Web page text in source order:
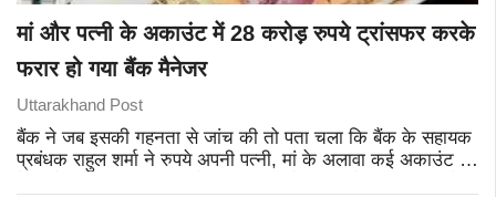
मां और पत्नी के अकाउंट में 28 करोड़ रुपये ट्रांसफर करके
फरार हो गया बैंक मैनेजर
Uttarakhand Post
बैंक ने जब इसकी गहनता से जांच की तो पता चला कि बैंक के सहायक
प्रबंधक राहुल शर्मा ने रुपये अपनी पत्नी, मां के अलावा कई अकाउंट में